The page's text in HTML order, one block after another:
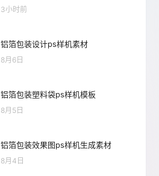
3小时前
铝箔包装设计ps样机素材
8月6日
铝箔包装塑料袋ps样机模板
8月5日
铝箔包装效果图ps样机生成素材
8月4日